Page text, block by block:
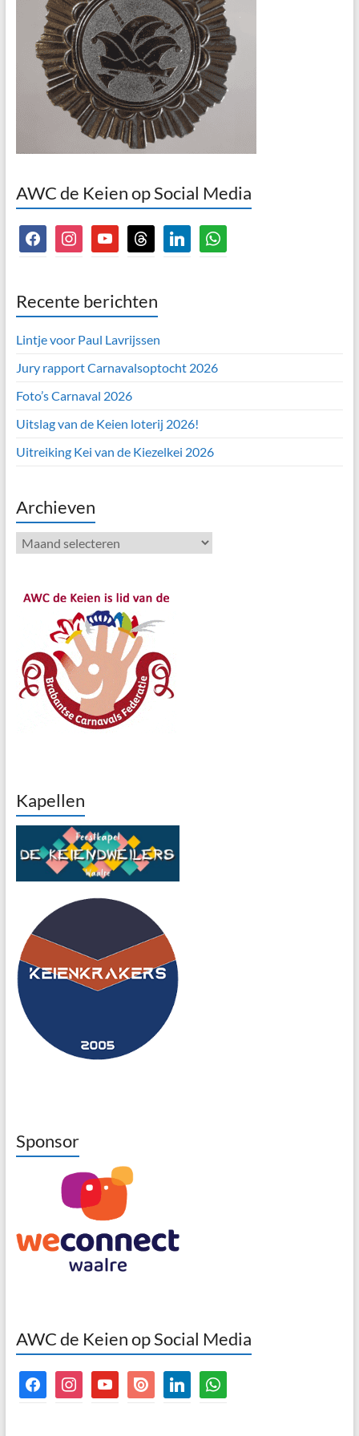
AWC de Keien op Social Media
facebookinstagramyoutubethreads linkedinwhatsapp
Recente berichten
Lintje voor Paul Lavrijssen
Jury rapport Carnavalsoptocht 2026
Foto’s Carnaval 2026
Uitslag van de Keien loterij 2026!
Uitreiking Kei van de Kiezelkei 2026
Archieven
Archieven
Kapellen
Sponsor
AWC de Keien op Social Media
facebookinstagramyoutubeissuu linkedinwhatsapp